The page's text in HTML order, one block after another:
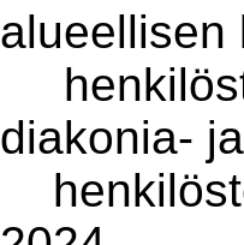
alueellisen
diakonia-